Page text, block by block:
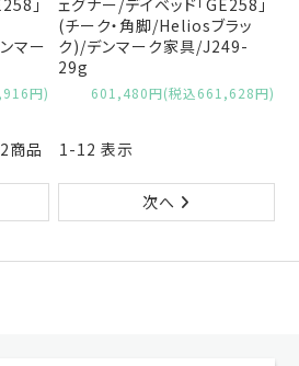
」
マー
円)
ェグナー/デイベッド「GE258」
(チーク・角脚/Heliosブラッ
ク)/デンマーク家具/J249-
29g
601,480円(税込661,628円)
商品 1-12 表示
次へ